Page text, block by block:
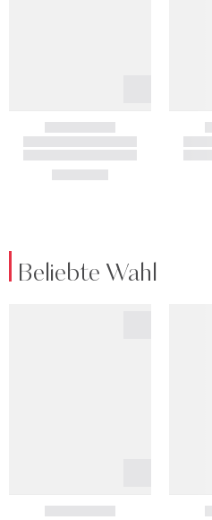
Beliebte Wahl